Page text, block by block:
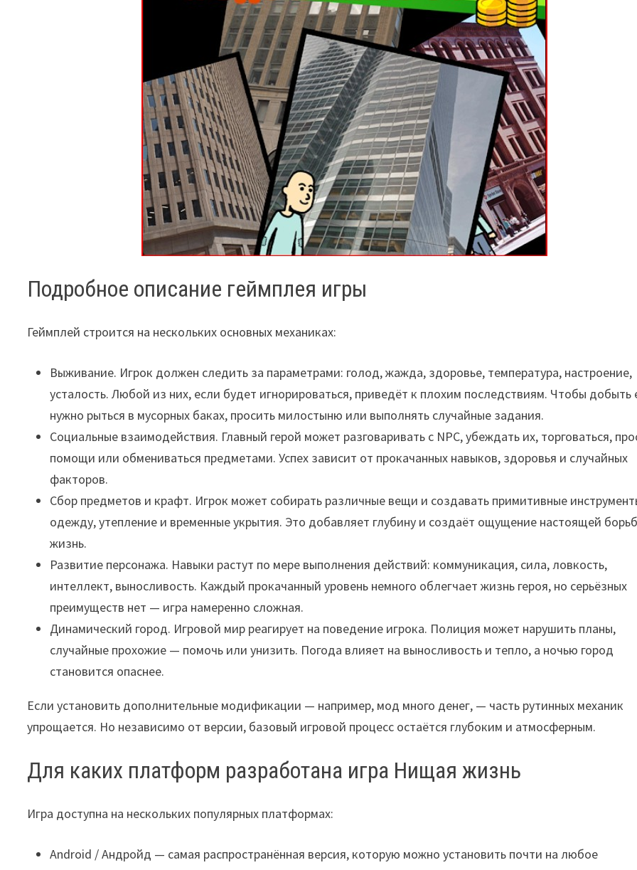
Подробное описание геймплея игры
Геймплей строится на нескольких основных механиках:
Выживание. Игрок должен следить за параметрами: голод, жажда, здоровье, температура, настроение,
усталость. Любой из них, если будет игнорироваться, приведёт к плохим последствиям. Чтобы добыть
нужно рыться в мусорных баках, просить милостыню или выполнять случайные задания.
Социальные взаимодействия. Главный герой может разговаривать с NPC, убеждать их, торговаться,
помощи или обмениваться предметами. Успех зависит от прокачанных навыков, здоровья и случайных
факторов.
Сбор предметов и крафт. Игрок может собирать различные вещи и создавать примитивные
одежду, утепление и временные укрытия. Это добавляет глубину и создаёт ощущение настоящей
жизнь.
Развитие персонажа. Навыки растут по мере выполнения действий: коммуникация, сила, ловкость,
интеллект, выносливость. Каждый прокачанный уровень немного облегчает жизнь героя, но серьёзных
преимуществ нет — игра намеренно сложная.
Динамический город. Игровой мир реагирует на поведение игрока. Полиция может нарушить планы,
случайные прохожие — помочь или унизить. Погода влияет на выносливость и тепло, а ночью город
становится опаснее.
Если установить дополнительные модификации — например, мод много денег, — часть рутинных механик
упрощается. Но независимо от версии, базовый игровой процесс остаётся глубоким и атмосферным.
Для каких платформ разработана игра Нищая жизнь
Игра доступна на нескольких популярных платформах:
Android / Андройд — самая распространённая версия, которую можно установить почти на любое